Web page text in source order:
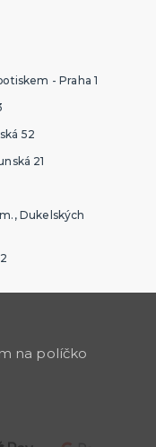
- Praha 1
52
21
Dukelských
na políčko